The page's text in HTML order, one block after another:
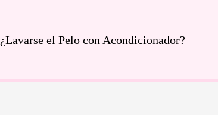
¿Lavarse el Pelo con Acondicionador?